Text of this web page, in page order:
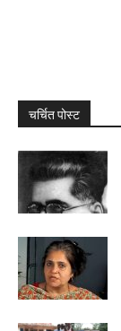
चर्चित पोस्ट